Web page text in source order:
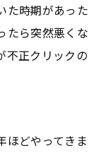
た時期があった
たら突然悪くな
不正クリックの
ほどやってきま